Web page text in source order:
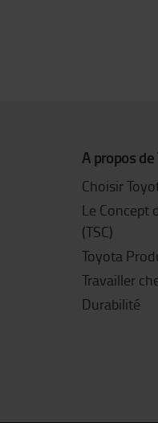
A propos de
Choisir
Le Concept
(TSC)
Toyota
Travailler
Durabilité